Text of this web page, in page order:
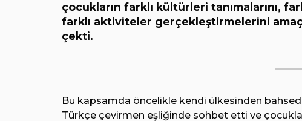
çocukların farklı kültürleri tanımalarını,
farklı aktiviteler gerçekleştirmelerini
çekti.
Bu kapsamda öncelikle kendi ülkesinden
Türkçe çevirmen eşliğinde sohbet etti ve